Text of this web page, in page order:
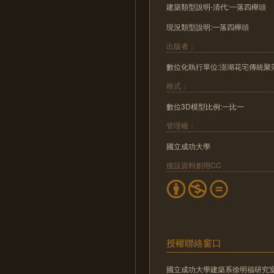
建築類型說明-清代:一落四櫸頭
現況類型說明:一落四櫸頭
出版者：
數位化執行單位:澎湖花宅傳統
格式：
數位3D模型比例:一比一
管理權：
國立成功大學
後設資料創用CC
授權聯絡窗口
國立成功大學建築系徐明福研究